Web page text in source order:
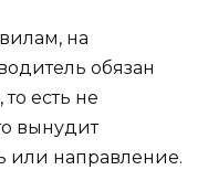
на
обязан
есть не
вынудит
или направление.